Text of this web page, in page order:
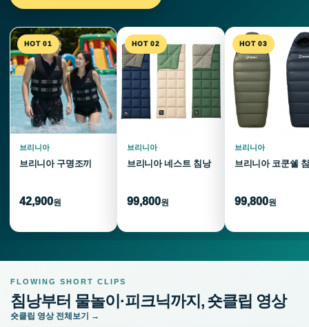
HOT 01
브리니아
브리니아 구명조끼
42,900원
HOT 02
브리니아
브리니아 네스트 침낭
99,800원
HOT 03
브리니아
브리니아 코쿤쉘
99,800원
FLOWING SHORT CLIPS
침낭부터 물놀이·피크닉까지, 숏클립 영상
숏클립 영상 전체보기 →